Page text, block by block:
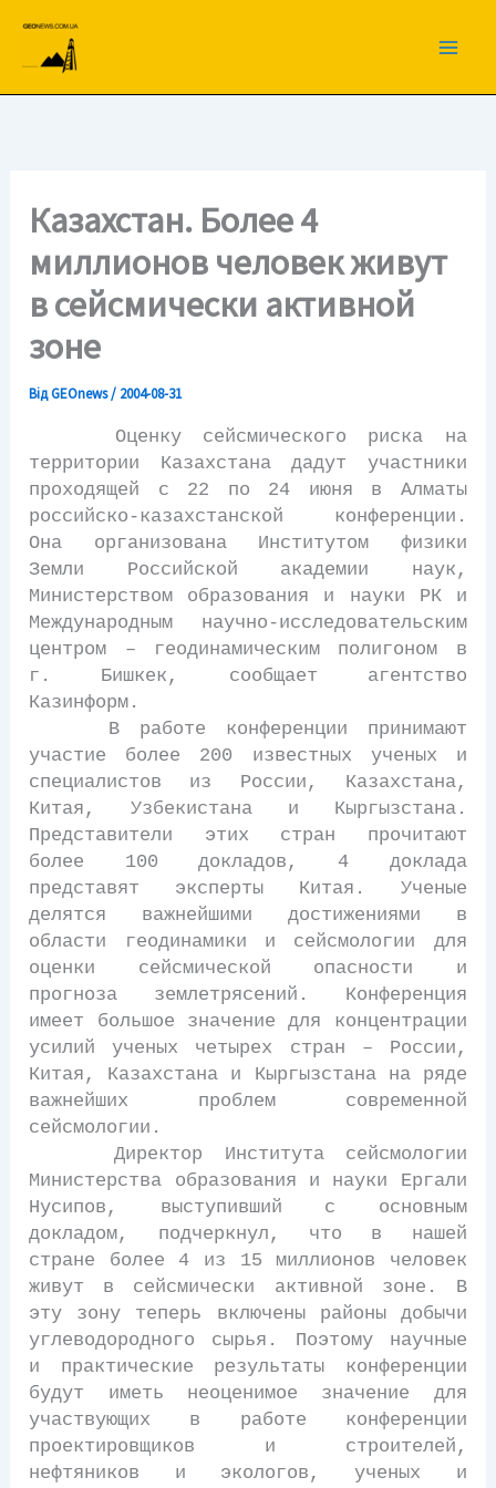
вмісту
Казахстан. Более 4
миллионов человек живут
в сейсмически активной
зоне
ВідGEOnews/ 2004-08-31
Оценку сейсмического риска на
территории Казахстана дадут участники
проходящей с 22 по 24 июня в Алматы
российско-казахстанской конференции.
Она организована Институтом физики
Земли Российской академии наук,
Министерством образования и науки РК и
Международным научно-исследовательским
центром – геодинамическим полигоном в
г. Бишкек, сообщает агентство
Казинформ.
В работе конференции принимают
участие более 200 известных ученых и
специалистов из России, Казахстана,
Китая, Узбекистана и Кыргызстана.
Представители этих стран прочитают
более 100 докладов, 4 доклада
представят эксперты Китая. Ученые
делятся важнейшими достижениями в
области геодинамики и сейсмологии для
оценки сейсмической опасности и
прогноза землетрясений. Конференция
имеет большое значение для концентрации
усилий ученых четырех стран – России,
Китая, Казахстана и Кыргызстана на ряде
важнейших проблем современной
сейсмологии.
Директор Института сейсмологии
Министерства образования и науки Ергали
Нусипов, выступивший с основным
докладом, подчеркнул, что в нашей
стране более 4 из 15 миллионов человек
живут в сейсмически активной зоне. В
эту зону теперь включены районы добычи
углеводородного сырья. Поэтому научные
и практические результаты конференции
будут иметь неоценимое значение для
участвующих в работе конференции
проектировщиков и строителей,
нефтяников и экологов, ученых и